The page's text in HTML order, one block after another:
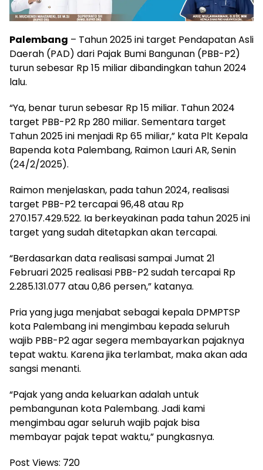
Palembang – Tahun 2025 ini target Pendapatan Asli
Daerah (PAD) dari Pajak Bumi Bangunan (PBB-P2)
turun sebesar Rp 15 miliar dibandingkan tahun 2024
lalu.
“Ya, benar turun sebesar Rp 15 miliar. Tahun 2024
target PBB-P2 Rp 280 miliar. Sementara target
Tahun 2025 ini menjadi Rp 65 miliar,” kata Plt Kepala
Bapenda kota Palembang, Raimon Lauri AR, Senin
(24/2/2025).
Raimon menjelaskan, pada tahun 2024, realisasi
target PBB-P2 tercapai 96,48 atau Rp
270.157.429.522. Ia berkeyakinan pada tahun 2025 ini
target yang sudah ditetapkan akan tercapai.
“Berdasarkan data realisasi sampai Jumat 21
Februari 2025 realisasi PBB-P2 sudah tercapai Rp
2.285.131.077 atau 0,86 persen,” katanya.
Pria yang juga menjabat sebagai kepala DPMPTSP
kota Palembang ini mengimbau kepada seluruh
wajib PBB-P2 agar segera membayarkan pajaknya
tepat waktu. Karena jika terlambat, maka akan ada
sangsi menanti.
“Pajak yang anda keluarkan adalah untuk
pembangunan kota Palembang. Jadi kami
mengimbau agar seluruh wajib pajak bisa
membayar pajak tepat waktu,” pungkasnya.
Post Views: 720